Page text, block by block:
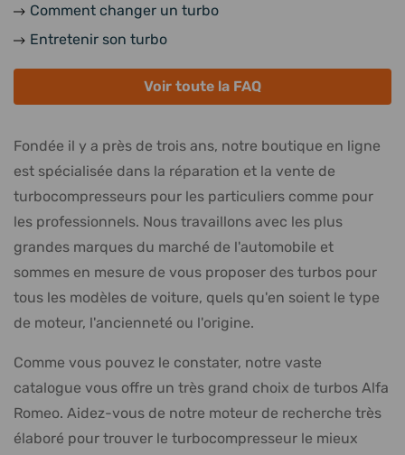
Comment changer un turbo
Entretenir son turbo
Voir toute la FAQ
Fondée il y a près de trois ans, notre boutique en ligne
est spécialisée dans la réparation et la vente de
turbocompresseurs pour les particuliers comme pour
les professionnels. Nous travaillons avec les plus
grandes marques du marché de l'automobile et
sommes en mesure de vous proposer des turbos pour
tous les modèles de voiture, quels qu'en soient le type
de moteur, l'ancienneté ou l'origine.
Comme vous pouvez le constater, notre vaste
catalogue vous offre un très grand choix de turbos Alfa
Romeo. Aidez-vous de notre moteur de recherche très
élaboré pour trouver le turbocompresseur le mieux